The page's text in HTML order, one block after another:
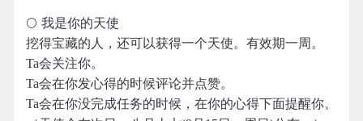
🌕 我是你的天使
挖得宝藏的人，还可以获得一个天使。有效期一周。
Ta会关注你。
Ta会在你发心得的时候评论并点赞。
Ta会在你没完成任务的时候，在你的心得下面提醒你。